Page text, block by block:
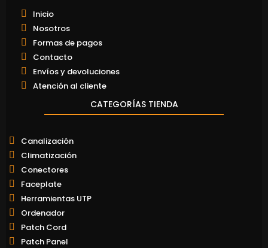
Inicio
Nosotros
Formas de pagos
Contacto
Envíos y devoluciones
Atención al cliente
CATEGORÍAS TIENDA
Canalización
Climatización
Conectores
Faceplate
Herramientas UTP
Ordenador
Patch Cord
Patch Panel